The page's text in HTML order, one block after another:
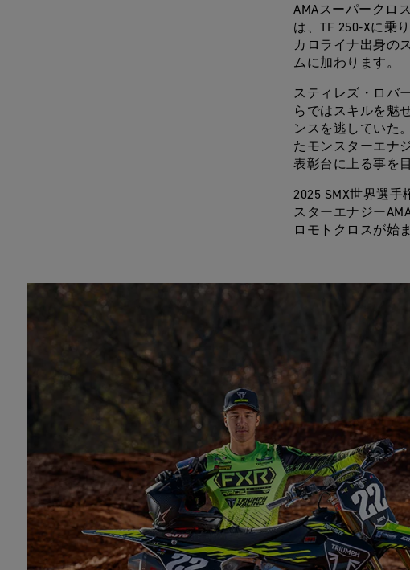
AMAスーパークロ
は、TF 250-Xに乗
カロライナ出身の
ムに加わります。
スティレズ・ロバ
らではスキルを魅
ンスを逃していた
たモンスターエナ
表彰台に上る事を
2025 SMX世界選
スターエナジー
ロモトクロスが始